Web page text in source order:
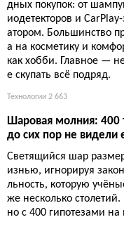
дных покупок: от
иодетекторов и
атором. Большинство
а на косметику и
как хобби. Главное —
е скупать всё подряд.
Технологии 2 663
Шаровая молния: 400
до сих пор не видели
Светящийся шар
изнью, игнорируя
льность, которую
же несколько
но с 400 гипотезами